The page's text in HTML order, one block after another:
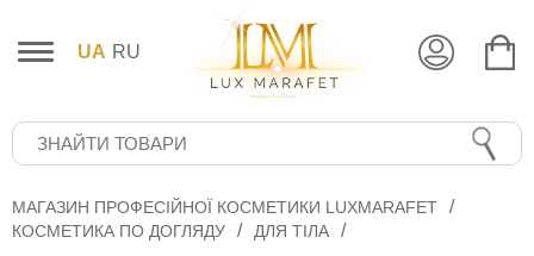
UA RU
МАГАЗИН ПРОФЕСІЙНОЇ КОСМЕТИКИ LUXMARAFET
КОСМЕТИКА ПО ДОГЛЯДУ
ДЛЯ ТІЛА